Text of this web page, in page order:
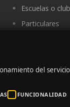
Escuelas o
Particulares
del
FUNCIONALIDAD